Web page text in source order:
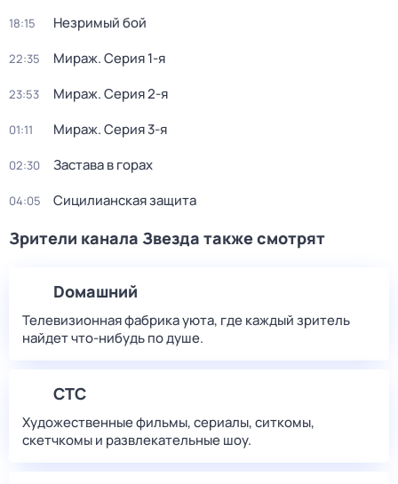
18:15 Незримый бой
22:35 Мираж. Серия 1-я
23:53 Мираж. Серия 2-я
01:11 Мираж. Серия 3-я
02:30 Застава в горах
04:05 Сицилианская защита
Зрители канала Звезда также смотрят
Dомашний
Телевизионная фабрика уюта, где каждый зритель
найдет что‑нибудь по душе.
СТС
Художественные фильмы, сериалы, ситкомы,
скетчкомы и развлекательные шоу.